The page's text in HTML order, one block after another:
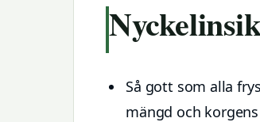
Så gott som alla
mängd och